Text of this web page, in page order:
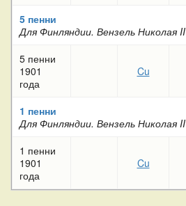
5 пенни
Для Финляндии. Вензель Николая II
5 пенни
1901
года
Cu
1 пенни
Для Финляндии. Вензель Николая II
1 пенни
1901
года
Cu